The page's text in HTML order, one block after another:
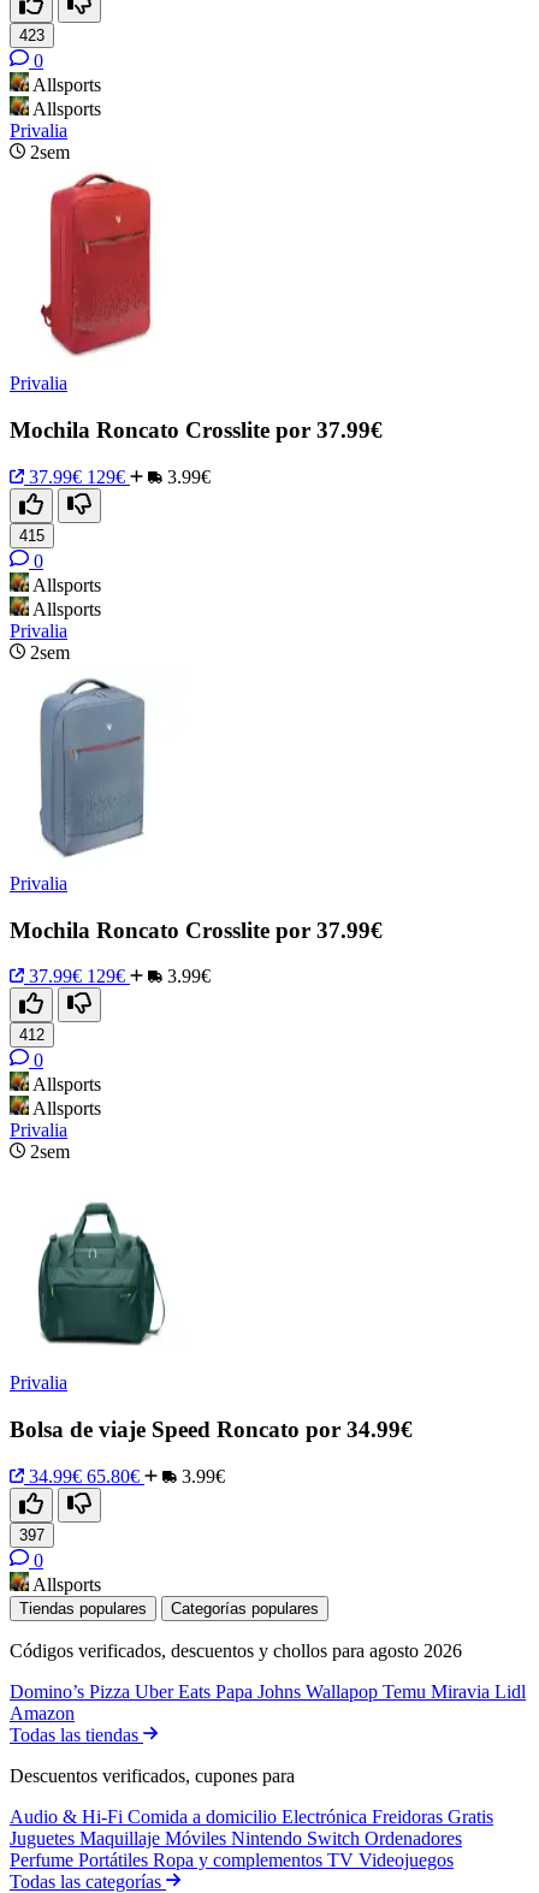
423
0
Allsports
Allsports
Privalia
2sem
Privalia
Mochila Roncato Crosslite por 37.99€
37.99€ 129€ 3.99€
415
0
Allsports
Allsports
Privalia
2sem
Privalia
Mochila Roncato Crosslite por 37.99€
37.99€ 129€ 3.99€
412
0
Allsports
Allsports
Privalia
2sem
Privalia
Bolsa de viaje Speed Roncato por 34.99€
34.99€ 65.80€ 3.99€
397
0
Allsports
Tiendas populares Categorías populares
Códigos verificados, descuentos y chollos para agosto 2026
Domino’s Pizza Uber Eats Papa Johns Wallapop Temu Miravia Lidl
Amazon
Todas las tiendas
Descuentos verificados, cupones para
Audio & Hi-Fi Comida a domicilio Electrónica Freidoras Gratis
Juguetes Maquillaje Móviles Nintendo Switch Ordenadores
Perfume Portátiles Ropa y complementos TV Videojuegos
Todas las categorías